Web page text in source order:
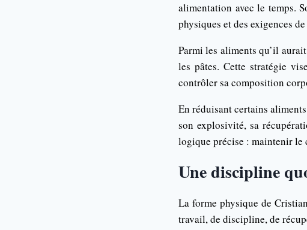
alimentation avec le temps.
physiques et des exigences
Parmi les aliments qu’il
les pâtes. Cette stratégie
contrôler sa composition
En réduisant certains
son explosivité, sa
logique précise : maintenir le
Une discipline
La forme physique de
travail, de discipline, de